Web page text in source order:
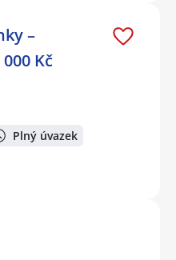
–
Kč
Plný úvazek